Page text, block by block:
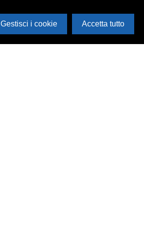
Gestisci i cookie Accetta tutto